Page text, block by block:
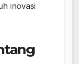
inovasi